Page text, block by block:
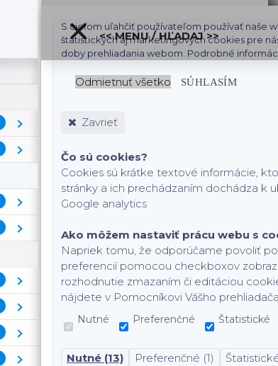
( SPOLOČENSKÉ HRY )
( KARTOVÉ ZBERATEĽSKÉ HRY )
( ZBERATEĽSKÉ KARTY )
( DOPLNKY KU HRÁM )
( KNIHY )
( KOMIKSY )
( MANGA V CZ/SK )
( KNIHY V ANGLICKOM JAZYKU )
S cieľom uľahčiť používateľom používať naše
štatistických aj marketingových cookies pre
doby prehliadania webom. Podrobné
Odmietnuť všetko SÚHLASÍM
Zavrieť
Čo sú cookies?
Cookies sú krátke textové informácie,
stránky a ich prechádzaním dochádza k
Google analytics
Ako môžem nastaviť prácu webu s
Napriek tomu, že odporúčame povoliť
preferencií pomocou checkboxov
rozhodnutie zmazaním či editáciou
nájdete v Pomocníkovi Vášho
Nutné Preferenčné Štatistické
Nutné (13) Preferenčné (1)
<< MENU / HĽADAJ >>